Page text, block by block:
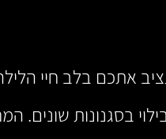
אתכם בלב חיי
בסגנונות שונים.